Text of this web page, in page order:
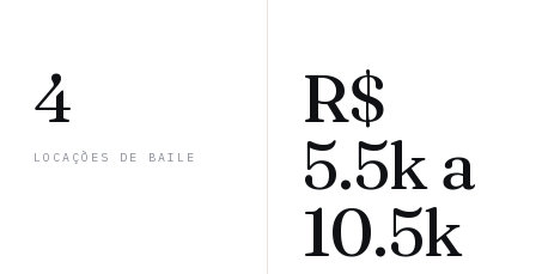
4
LOCAÇÕES DE BAILE
R$
5.5k a
10.5k